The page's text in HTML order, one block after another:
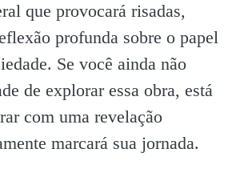
que provocará risadas,
profunda sobre o papel
Se você ainda não
de explorar essa obra, está
com uma revelação
marcará sua jornada.